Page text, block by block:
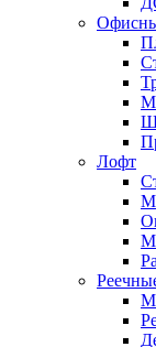
Лофт